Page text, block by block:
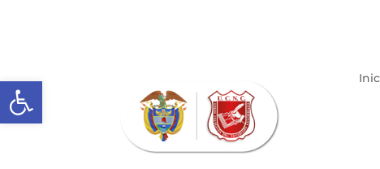
Abrir barra de herramientas